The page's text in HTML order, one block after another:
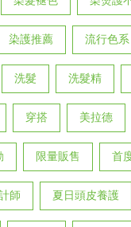
染護推薦 流行色系
洗髮 洗髮精
穿搭 美拉德
限量販售 首
師 夏日頭皮養護